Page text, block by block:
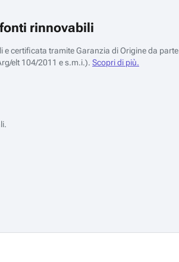
rinnovabili
certificata tramite Garanzia di Origine da parte
elt 104/2011 e s.m.i.). Scopri di più.